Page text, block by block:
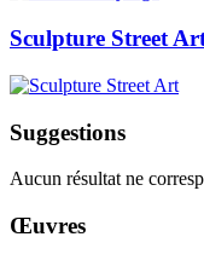
Sculpture Street
Suggestions
Aucun résultat ne
Œuvres